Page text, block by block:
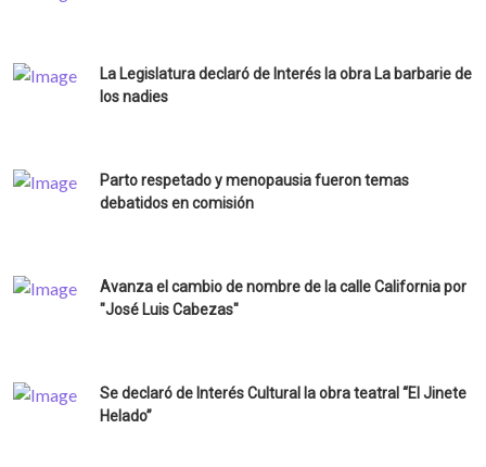
La Legislatura declaró de Interés la obra La barbarie de
los nadies
Parto respetado y menopausia fueron temas
debatidos en comisión
Avanza el cambio de nombre de la calle California por
"José Luis Cabezas"
Se declaró de Interés Cultural la obra teatral “El Jinete
Helado”